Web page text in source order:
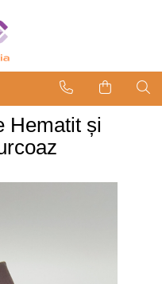
Hematit și